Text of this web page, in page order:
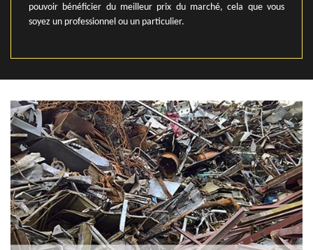
pouvoir bénéficier du meilleur prix du marché, cela que vous
soyez un professionnel ou un particulier.